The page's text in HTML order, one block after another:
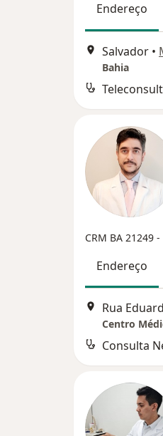
Endereço
Salvador •
Bahia
CRM BA 21249 -
Endereço
Centro
Consulta